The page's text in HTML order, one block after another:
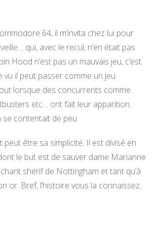
64, il m’invita chez lui pour
qui, avec le recul, n’en était pas
Hood n’est pas un mauvais jeu, c’est
vu il peut passer comme un jeu
lorsque des concurrents comme
etc… ont fait leur apparition.
se contentait de peu.
peut être sa simplicité. Il est divisé en
le but est de sauver dame Marianne
shérif de Nottingham et tant qu’à
or. Bref, l’histoire vous la connaissez.